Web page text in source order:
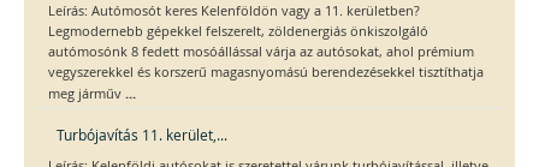
Leírás: Autómosót keres Kelenföldön vagy a 11. kerületben?
Legmodernebb gépekkel felszerelt, zöldenergiás önkiszolgáló
autómosónk 8 fedett mosóállással várja az autósokat, ahol prémium
vegyszerekkel és korszerű magasnyomású berendezésekkel tisztíthatja
meg járműv ...
Turbójavítás 11. kerület,...